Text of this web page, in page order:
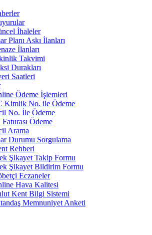
İhaleler
Planı Askı İlanları
İlanları
Takvimi
Durakları
Saatleri
Ödeme İşlemleri
Kimlik No. ile Ödeme
No. İle Ödeme
Faturası Ödeme
Arama
Durumu Sorgulama
Rehberi
Şikayet Takip Formu
Şikayet Bildirim Formu
Eczaneler
Hava Kalitesi
Kent Bilgi Sistemi
Memnuniyet Anketi